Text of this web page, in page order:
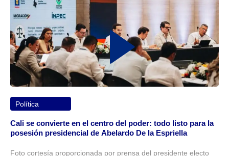
Política
Cali se convierte en el centro del poder: todo listo para la
posesión presidencial de Abelardo De la Espriella
Foto cortesía proporcionada por prensa del presidente electo